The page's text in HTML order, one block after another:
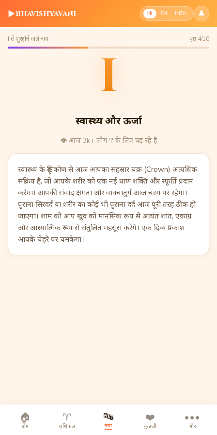
▶BhavishyaVani HI EN HiEn 👤
I से शुरू होने वाले नाम पृष्ठ 4/10
I
स्वास्थ्य और ऊर्जा
👁️ आज 3k+ लोग 'I' के लिए पढ़ रहे हैं
स्वास्थ्य के दृष्टिकोण से आज आपका सहस्रार चक्र (Crown) अत्यधिक
सक्रिय है, जो आपके शरीर को एक नई प्राण शक्ति और स्फूर्ति प्रदान
करेगा। आपकी संवाद क्षमता और वाक्चातुर्य आज चरम पर रहेगा।
पुराना सिरदर्द या शरीर का कोई भी पुराना दर्द आज पूरी तरह ठीक हो
जाएगा। शाम को आप खुद को मानसिक रूप से अत्यंत शांत, एकाग्र
और आध्यात्मिक रूप से संतुलित महसूस करेंगे। एक दिव्य प्रकाश
आपके चेहरे पर चमकेगा।
🏠
होम
♈
राशिफल
🔤
नाम
❤️
कुंडली
•••
और